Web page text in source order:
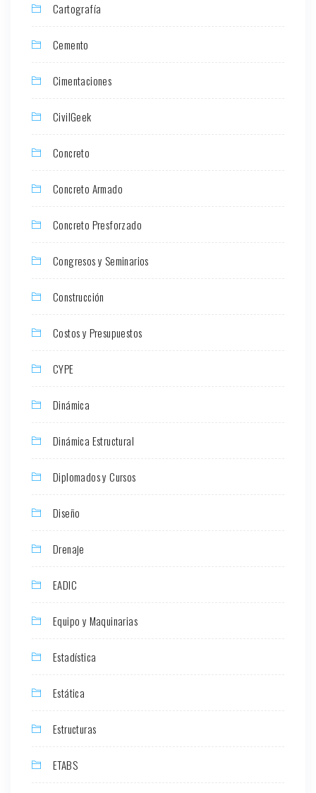
Cartografía
Cemento
Cimentaciones
CivilGeek
Concreto
Concreto Armado
Concreto Presforzado
Congresos y Seminarios
Construcción
Costos y Presupuestos
CYPE
Dinámica
Dinámica Estructural
Diplomados y Cursos
Diseño
Drenaje
EADIC
Equipo y Maquinarias
Estadística
Estática
Estructuras
ETABS